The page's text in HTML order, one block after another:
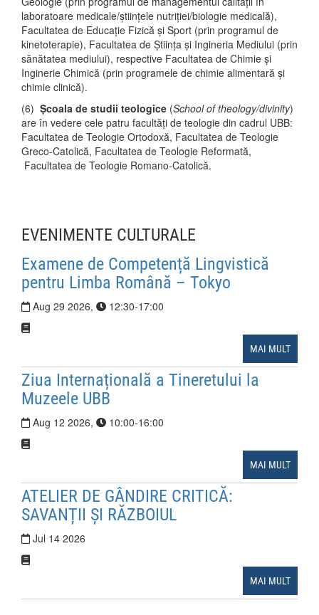
laboratoare medicale/științele nutriției/biologie medicală),
Facultatea de Educație Fizică și Sport (prin programul de
kinetoterapie), Facultatea de Știința și Ingineria Mediului (prin
sănătatea mediului), respective Facultatea de Chimie și
Inginerie Chimică (prin programele de chimie alimentară și
chimie clinică).
(6) Școala de studii teologice (School of theology/divinity)
are în vedere cele patru facultăți de teologie din cadrul UBB:
Facultatea de Teologie Ortodoxă, Facultatea de Teologie
Greco-Catolică, Facultatea de Teologie Reformată,
Facultatea de Teologie Romano-Catolică.
EVENIMENTE CULTURALE
Examene de Competență Lingvistică
pentru Limba Română – Tokyo
Aug 29 2026, 12:30-17:00
MAI MULT
Ziua Internațională a Tineretului la
Muzeele UBB
Aug 12 2026, 10:00-16:00
MAI MULT
ATELIER DE GÂNDIRE CRITICĂ:
SAVANȚII ȘI RĂZBOIUL
Jul 14 2026
MAI MULT